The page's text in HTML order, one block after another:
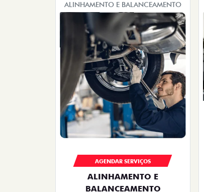
ALINHAMENTO E BALANCEAMENTO
AGENDAR SERVIÇOS
ALINHAMENTO E
BALANCEAMENTO